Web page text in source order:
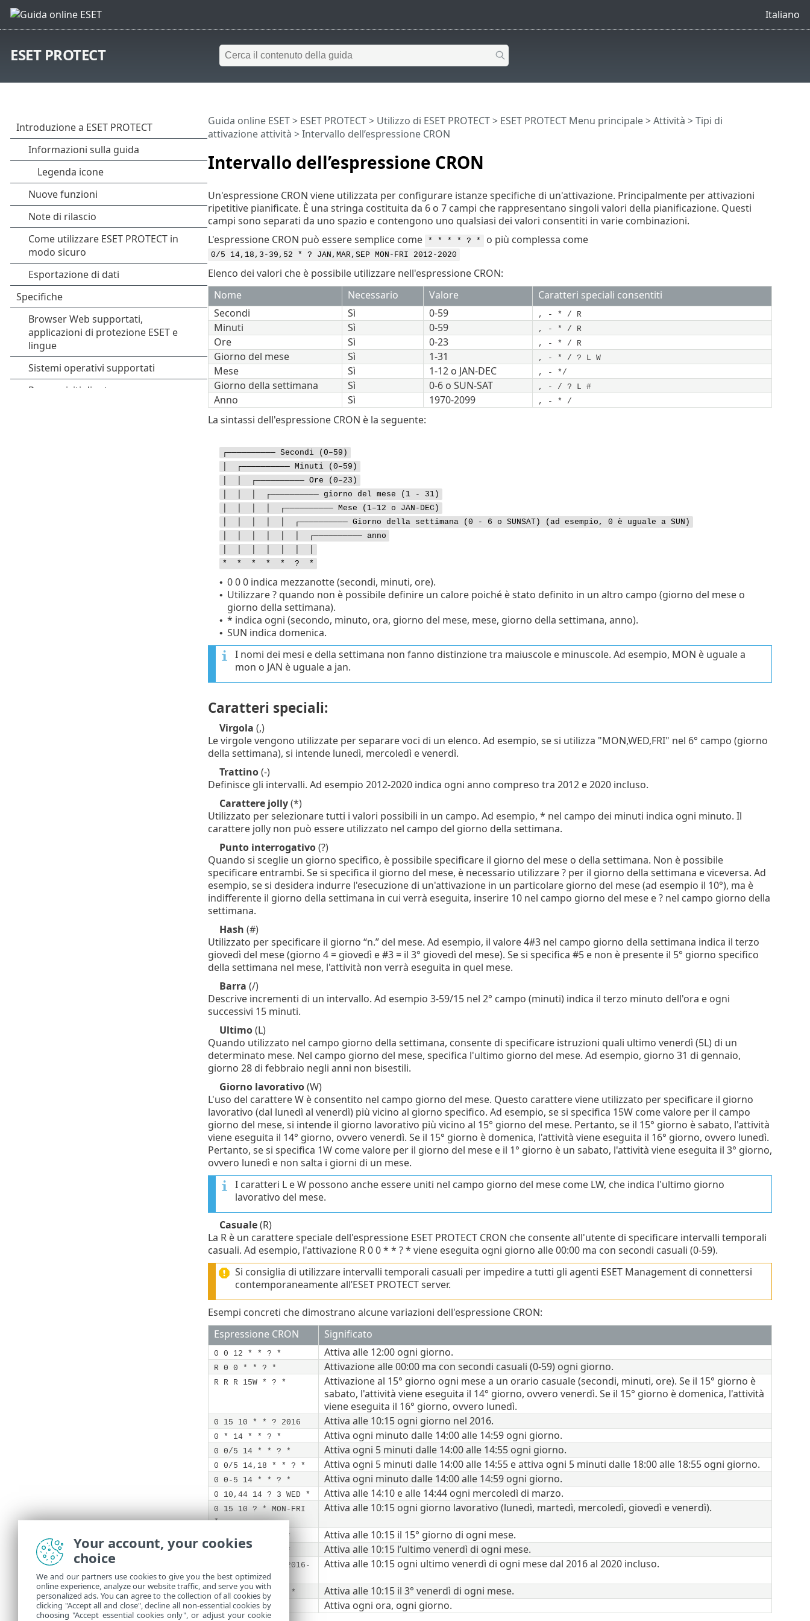
Italiano
ESET PROTECT
Intervallo dell’espressione CRON
Guida online ESET> ESET PROTECT> Utilizzo di ESET PROTECT> ESET PROTECT Menu principale>Attività >Tipi di
attivazione attività > Intervallo dell’espressione CRON
Un'espressione CRON viene utilizzata per configurare istanze specifiche di un'attivazione. Principalmente per attivazioni
ripetitive pianificate. È una stringa costituita da 6 o 7 campi che rappresentano singoli valori della pianificazione. Questi
campi sono separati da uno spazio e contengono uno qualsiasi dei valori consentiti in varie combinazioni.
L'espressione CRON può essere semplice come
* * * * ? * o più complessa come
0/5 14,18,3-39,52 * ? JAN,MAR,SEP MON-FRI 2012-2020
Elenco dei valori che è possibile utilizzare nell'espressione CRON:
Nome
Necessario Valore
Caratteri speciali consentiti
Secondi
Sì 0-59 , - * / R
Minuti Sì 0-59 , - * / R
Ore Sì 0-23 , - * / R
Giorno del mese Sì 1-31 , - * / ? L W
Mese Sì 1-12 o JAN-DEC , - */
Giorno della settimana Sì 0-6 o SUN-SAT , - / ? L #
Anno Sì 1970-2099 , - * /
La sintassi dell'espressione CRON è la seguente:
┌────────── Secondi (0–59)
│ ┌────────── Minuti (0–59)
│ │ ┌────────── Ore (0–23)
│ │ │ ┌────────── giorno del mese (1 - 31)
│ │ │ │ ┌────────── Mese (1–12 o JAN-DEC)
│ │ │ │ │ ┌────────── Giorno della settimana (0 - 6 o SUNSAT) (ad esempio, 0 è uguale a SUN)
│ │ │ │ │ │ ┌────────── anno
* * * * * ? *
• 0 0 0 indica mezzanotte (secondi, minuti, ore).
• Utilizzare ? quando non è possibile definire un calore poiché è stato definito in un altro campo (giorno del mese o
giorno della settimana).
• * indica ogni (secondo, minuto, ora, giorno del mese, mese, giorno della settimana, anno).
• SUN indica domenica.
I nomi dei mesi e della settimana non fanno distinzione tra maiuscole e minuscole. Ad esempio, MON è uguale a
mon o JAN è uguale a jan.
Caratteri speciali:
Virgola (,)
Le virgole vengono utilizzate per separare voci di un elenco. Ad esempio, se si utilizza "MON,WED,FRI" nel 6° campo (giorno
della settimana), si intende lunedì, mercoledì e venerdì.
Trattino(-)
Definisce gli intervalli. Ad esempio 2012-2020 indica ogni anno compreso tra 2012 e 2020 incluso.
Carattere jolly(*)
Utilizzato per selezionare tutti i valori possibili in un campo. Ad esempio, * nel campo dei minuti indica ogni minuto. Il
carattere jolly non può essere utilizzato nel campo del giorno della settimana.
Punto interrogativo(?)
Quando si sceglie un giorno specifico, è possibile specificare il giorno del mese o della settimana. Non è possibile
specificare entrambi. Se si specifica il giorno del mese, è necessario utilizzare ? per il giorno della settimana e viceversa. Ad
esempio, se si desidera indurre l'esecuzione di un'attivazione in un particolare giorno del mese (ad esempio il 10°), ma è
indifferente il giorno della settimana in cui verrà eseguita, inserire 10 nel campo giorno del mese e ? nel campo giorno della
settimana.
Hash (#)
Utilizzato per specificare il giorno “n.” del mese. Ad esempio, il valore 4#3 nel campo giorno della settimana indica il terzo
giovedì del mese (giorno 4 = giovedì e #3 = il 3° giovedì del mese). Se si specifica #5 e non è presente il 5° giorno specifico
della settimana nel mese, l'attività non verrà eseguita in quel mese.
Barra (/)
Descrive incrementi di un intervallo. Ad esempio 3-59/15 nel 2° campo (minuti) indica il terzo minuto dell'ora e ogni
successivi 15 minuti.
Ultimo(L)
Quando utilizzato nel campo giorno della settimana, consente di specificare istruzioni quali ultimo venerdì (5L) di un
determinato mese. Nel campo giorno del mese, specifica l'ultimo giorno del mese. Ad esempio, giorno 31 di gennaio,
giorno 28 di febbraio negli anni non bisestili.
Giorno lavorativo(W)
L'uso del carattere W è consentito nel campo giorno del mese. Questo carattere viene utilizzato per specificare il giorno
lavorativo (dal lunedì al venerdì) più vicino al giorno specifico. Ad esempio, se si specifica 15W come valore per il campo
giorno del mese, si intende il giorno lavorativo più vicino al 15° giorno del mese. Pertanto, se il 15° giorno è sabato, l'attività
viene eseguita il 14° giorno, ovvero venerdì. Se il 15° giorno è domenica, l'attività viene eseguita il 16° giorno, ovvero lunedì.
Pertanto, se si specifica 1W come valore per il giorno del mese e il 1° giorno è un sabato, l'attività viene eseguita il 3° giorno,
ovvero lunedì e non salta i giorni di un mese.
I caratteri L e W possono anche essere uniti nel campo giorno del mese come LW, che indica l'ultimo giorno
lavorativo del mese.
Casuale(R)
La R è un carattere speciale dell'espressione ESET PROTECT CRON che consente all'utente di specificare intervalli temporali
casuali. Ad esempio, l'attivazione R 0 0 * * ? * viene eseguita ogni giorno alle 00:00 ma con secondi casuali (0-59).
Si consiglia di utilizzare intervalli temporali casuali per impedire a tutti gli agenti ESET Management di connettersi
contemporaneamente all’ESET PROTECT server.
Esempi concreti che dimostrano alcune variazioni dell'espressione CRON:
Espressione CRON
Significato
0 0 12 * * ? * Attiva alle 12:00 ogni giorno.
R 0 0 * * ? * Attivazione alle 00:00 ma con secondi casuali (0-59) ogni giorno.
R R R 15W * ? *
Attivazione al 15° giorno ogni mese a un orario casuale (secondi, minuti, ore). Se il 15° giorno è
sabato, l'attività viene eseguita il 14° giorno, ovvero venerdì. Se il 15° giorno è domenica, l'attività
viene eseguita il 16° giorno, ovvero lunedì.
0 15 10 * * ? 2016 Attiva alle 10:15 ogni giorno nel 2016.
0 * 14 * * ? * Attiva ogni minuto dalle 14:00 alle 14:59 ogni giorno.
0 0/5 14 * * ? * Attiva ogni 5 minuti dalle 14:00 alle 14:55 ogni giorno.
0 0/5 14,18 * * ? * Attiva ogni 5 minuti dalle 14:00 alle 14:55 e attiva ogni 5 minuti dalle 18:00 alle 18:55 ogni giorno.
0 0-5 14 * * ? * Attiva ogni minuto dalle 14:00 alle 14:59 ogni giorno.
0 10,44 14 ? 3 WED * Attiva alle 14:10 e alle 14:44 ogni mercoledì di marzo.
0 15 10 ? * MON-FRI
*
Attiva alle 10:15 ogni giorno lavorativo (lunedì, martedì, mercoledì, giovedì e venerdì).
0 15 10 15 * ? * Attiva alle 10:15 il 15° giorno di ogni mese.
0 15 10 ? * 5L * Attiva alle 10:15 l’ultimo venerdì di ogni mese.
0 15 10 ? * 5L 2016-
2020
Attiva alle 10:15 ogni ultimo venerdì di ogni mese dal 2016 al 2020 incluso.
0 15 10 ? * 5#3 * Attiva alle 10:15 il 3° venerdì di ogni mese.
0 0 * * * ? * Attiva ogni ora, ogni giorno.
Your account, your cookies
choice
We and our partners use cookies to give you the best optimized
online experience, analyze our website traffic, and serve you with
personalized ads. You can agree to the collection of all cookies by
clicking "Accept all and close", decline all non-essential cookies by
choosing "Accept essential cookies only", or adjust your cookie